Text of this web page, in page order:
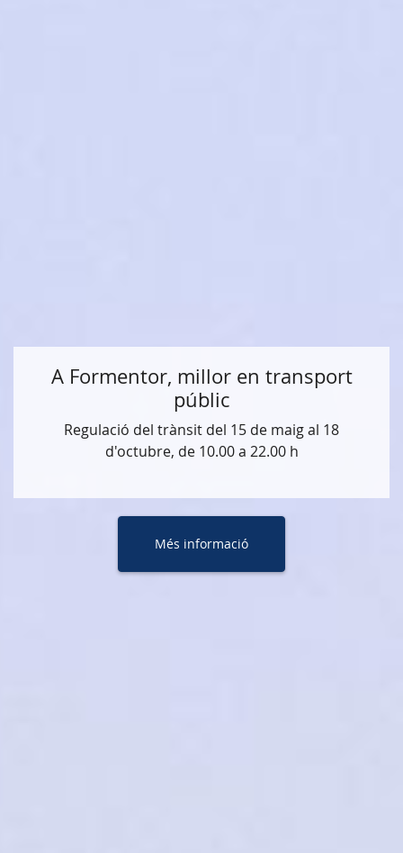
A Formentor, millor en transport
públic
Regulació del trànsit del 15 de maig al 18
d'octubre, de 10.00 a 22.00 h
Més informació